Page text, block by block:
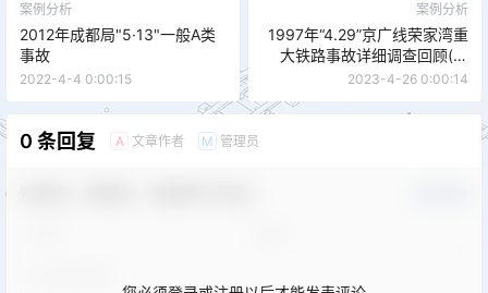
案例分析
2012年成都局"5·13"一般A类
事故
2022-4-4 0:00:15
案例分析
1997年“4.29”京广线荣家湾重
大铁路事故详细调查回顾(视
频)
2023-4-26 0:00:14
0 条回复 A 文章作者 M 管理员